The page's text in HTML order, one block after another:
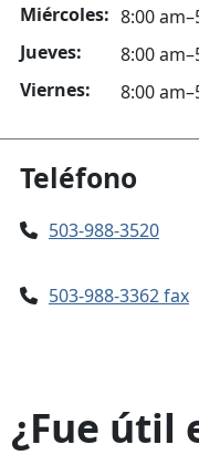
Miércoles: 8:00
Jueves:
8:00
Viernes:
8:00
Teléfono
503-988-3520
503-988-3362 fax
¿Fue útil